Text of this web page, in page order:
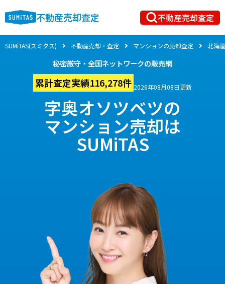
不動産売却査定 不動産売却査定
SUMiTAS(スミタス) 不動産売却・査定 マンションの売却査定 北海道
秘密厳守・全国ネットワークの販売網
累計査定実績116,278件 2026年08月08日更新
字奥オソツベツの
マンション売却は
SUMiTAS